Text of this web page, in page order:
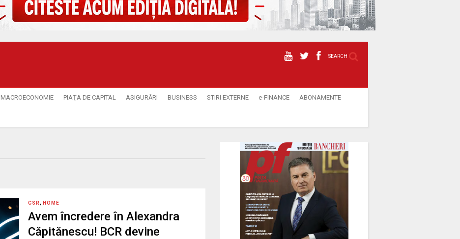
SEARCH
MACROECONOMIE PIAŢA DE CAPITAL ASIGURĂRI BUSINESS STIRI EXTERNE e-FINANCE ABONAMENTE
CSR, HOME
Avem încredere în Alexandra
Căpitănescu! BCR devine